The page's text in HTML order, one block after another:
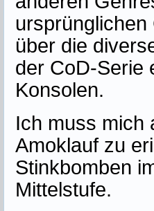
ursprünglichen
über die
der CoD-Serie
Konsolen.
Ich muss mich
Amoklauf zu
Stinkbomben
Mittelstufe.